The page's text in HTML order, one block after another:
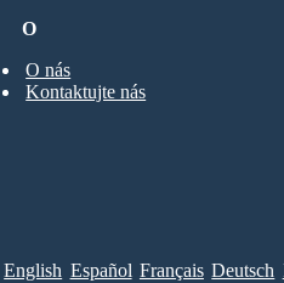
O
O nás
Kontaktujte nás
English Español Français Deutsch